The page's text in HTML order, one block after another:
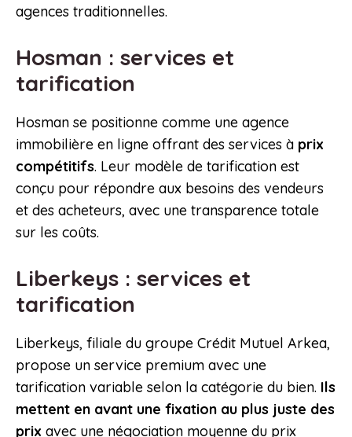
agences traditionnelles.
Hosman : services et
tarification
Hosman se positionne comme une agence
immobilière en ligne offrant des services à prix
compétitifs. Leur modèle de tarification est
conçu pour répondre aux besoins des vendeurs
et des acheteurs, avec une transparence totale
sur les coûts.
Liberkeys : services et
tarification
Liberkeys, filiale du groupe Crédit Mutuel Arkea,
propose un service premium avec une
tarification variable selon la catégorie du bien. Ils
mettent en avant une fixation au plus juste des
prix avec une négociation moyenne du prix